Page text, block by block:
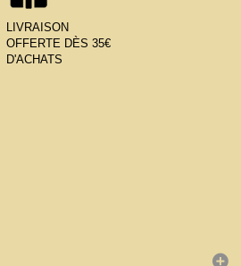
LIVRAISON
OFFERTE DÈS 35€
D'ACHATS